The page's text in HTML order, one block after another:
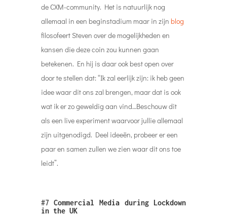
de CXM-community. Het is natuurlijk nog
allemaal in een beginstadium maar in zijn blog
filosofeert Steven over de mogelijkheden en
kansen die deze coin zou kunnen gaan
betekenen. En hij is daar ook best open over
door te stellen dat: “Ik zal eerlijk zijn: ik heb geen
idee waar dit ons zal brengen, maar dat is ook
wat ik er zo geweldig aan vind…Beschouw dit
als een live experiment waarvoor jullie allemaal
zijn uitgenodigd. Deel ideeën, probeer er een
paar en samen zullen we zien waar dit ons toe
leidt”.
#7Commercial Media during Lockdown
in the UK